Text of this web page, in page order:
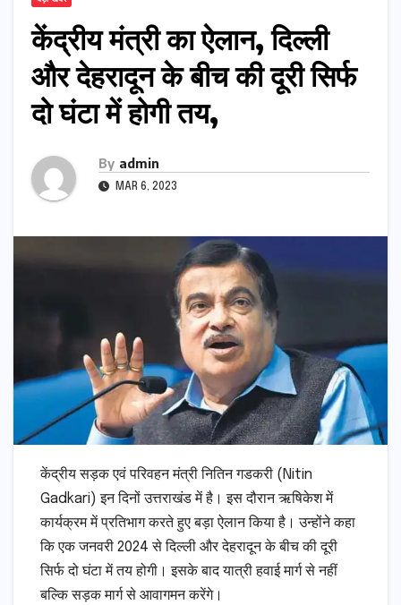
केंद्रीय मंत्री का ऐलान, दिल्ली
और देहरादून के बीच की दूरी सिर्फ
दो घंटा में होगी तय,
By admin
MAR 6, 2023
केंद्रीय सड़क एवं परिवहन मंत्री नितिन गडकरी (Nitin
Gadkari) इन दिनों उत्तराखंड में है। इस दौरान ऋषिकेश में
कार्यक्रम में प्रतिभाग करते हुए बड़ा ऐलान किया है। उन्होंने कहा
कि एक जनवरी 2024 से दिल्ली और देहरादून के बीच की दूरी
सिर्फ दो घंटा में तय होगी। इसके बाद यात्री हवाई मार्ग से नहीं
बल्कि सड़क मार्ग से आवागमन करेंगे।